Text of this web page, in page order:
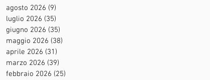
agosto 2026 (9)
luglio 2026 (35)
giugno 2026 (35)
maggio 2026 (38)
aprile 2026 (31)
marzo 2026 (39)
febbraio 2026 (25)